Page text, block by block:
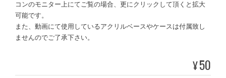
コンのモニター上にてご覧の場合、更にクリックして頂くと拡大
可能です。
また、動画にて使用しているアクリルベースやケースは付属致し
ませんのでご了承下さい。
¥50